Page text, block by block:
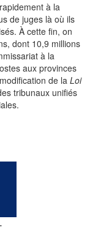
à la
de juges là où ils
À cette fin, on
dont 10,9 millions
à la
aux provinces
de la Loi
tribunaux unifiés